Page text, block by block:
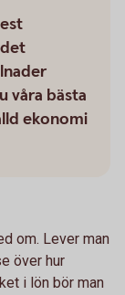
våra bästa
ekonomi
om. Lever man
över hur
i lön bör man